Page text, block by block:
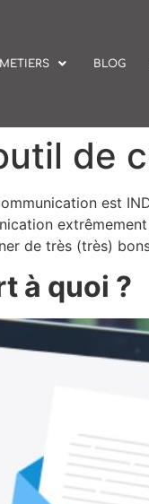
BLOG
de
est
de très (très)
à quoi ?